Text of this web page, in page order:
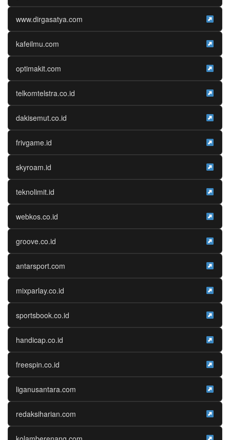
www.dirgasatya.com
kafeilmu.com
optimakit.com
telkomtelstra.co.id
dakisemut.co.id
frivgame.id
skyroam.id
teknolimit.id
webkos.co.id
groove.co.id
antarsport.com
mixparlay.co.id
sportsbook.co.id
handicap.co.id
freespin.co.id
liganusantara.com
redaksiharian.com